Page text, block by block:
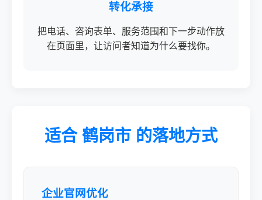
转化承接
把电话、咨询表单、服务范围和下一步动作放
在页面里，让访问者知道为什么要找你。
适合 鹤岗市 的落地方式
企业官网优化